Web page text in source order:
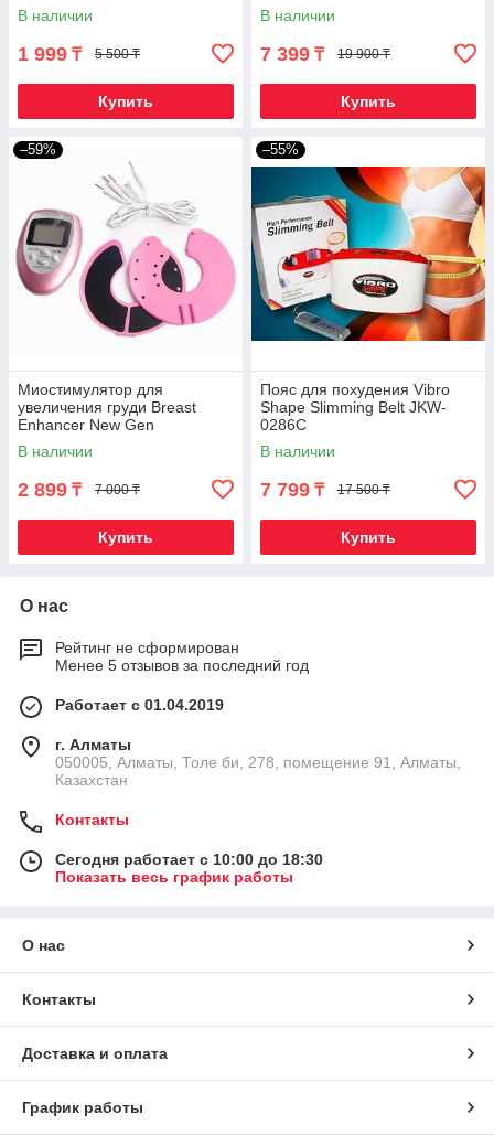
В наличии
1 999 ₸ 5 500 ₸
Купить
В наличии
7 399 ₸ 19 900 ₸
Купить
–59%
Миостимулятор для
увеличения груди Breast
Enhancer New Gen
В наличии
2 899 ₸ 7 000 ₸
Купить
–55%
Пояс для похудения Vibro
Shape Slimming Belt JKW-
0286C
В наличии
7 799 ₸ 17 500 ₸
Купить
О нас
Рейтинг не сформирован
Менее 5 отзывов за последний год
Работает с 01.04.2019
г. Алматы
050005, Алматы, Толе би, 278, помещение 91, Алматы,
Казахстан
Контакты
Сегодня работает с 10:00 до 18:30
Показать весь график работы
О нас
Контакты
Доставка и оплата
График работы